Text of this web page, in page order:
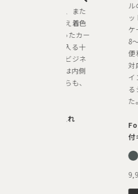
断）面を美しくし、また
年変化のことを考え着色
い細部にまで拘ったカー
。たっぷり名刺が入る十
を持ち合わせた、ビジネ
の良き相棒。ロゴは内側
シンプル表情ながらも、
イルレザー名刺入れ
ル
ケ
8
便
対
イ
る
た。
付